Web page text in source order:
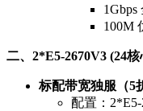
1Gbps
100M
二、2*E5-2670V3 (24核
标配带宽独服（5
配置：2*E5-